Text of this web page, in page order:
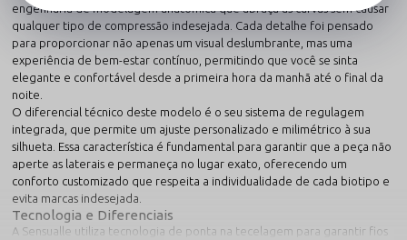
engenharia de modelagem anatômica que abraça as curvas sem causar
qualquer tipo de compressão indesejada. Cada detalhe foi pensado
para proporcionar não apenas um visual deslumbrante, mas uma
experiência de bem-estar contínuo, permitindo que você se sinta
elegante e confortável desde a primeira hora da manhã até o final da
noite.
O diferencial técnico deste modelo é o seu sistema de regulagem
integrada, que permite um ajuste personalizado e milimétrico à sua
silhueta. Essa característica é fundamental para garantir que a peça não
aperte as laterais e permaneça no lugar exato, oferecendo um
conforto customizado que respeita a individualidade de cada biotipo e
evita marcas indesejada.
Tecnologia e Diferenciais
A Sensualle utiliza tecnologia de ponta na tecelagem para garantir fios